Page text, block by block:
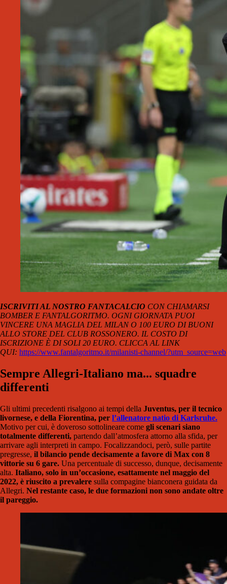
ISCRIVITI AL NOSTRO FANTACALCIO CON CHIAMARSI
BOMBER E FANTALGORITMO. OGNI GIORNATA PUOI
VINCERE UNA MAGLIA DEL MILAN O 100 EURO DI BUONI
ALLO STORE DEL CLUB ROSSONERO. IL COSTO DI
ISCRIZIONE È DI SOLI 20 EURO. CLICCA AL LINK
QUI: https://www.fantalgoritmo.it/milanisti-channel/?utm_source=web
Sempre Allegri-Italiano ma... squadre
differenti
Gli ultimi precedenti risalgono ai tempi della Juventus, per il tecnico
livornese, e della Fiorentina, per l’allenatore natio di Karlsruhe.
Motivo per cui, è doveroso sottolineare come gli scenari siano
totalmente differenti, partendo dall’atmosfera attorno alla sfida, per
arrivare agli interpreti in campo. Focalizzandoci, però, sulle partite
pregresse, il bilancio pende decisamente a favore di Max con 8
vittorie su 6 gare. Una percentuale di successo, dunque, decisamente
alta. Italiano, solo in un’occasione, esattamente nel maggio del
2022, è riuscito a prevalere sulla compagine bianconera guidata da
Allegri. Nel restante caso, le due formazioni non sono andate oltre
il pareggio.